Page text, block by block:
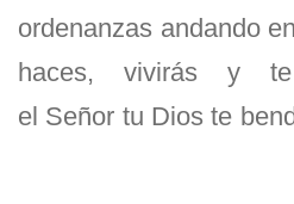
ordenanzas andando
haces, vivirás y
el Señor tu Dios te